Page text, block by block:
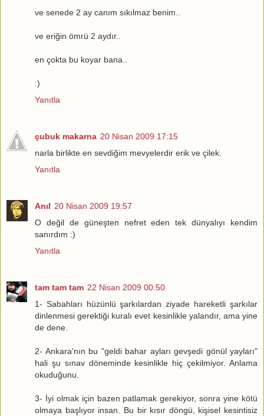
ve senede 2 ay canım sıkılmaz benim..
ve eriğin ömrü 2 aydır..
en çokta bu koyar bana..
:)
Yanıtla
çubuk makarna 20 Nisan 2009 17:15
narla birlikte en sevdiğim mevyelerdir erik ve çilek.
Yanıtla
Anıl 20 Nisan 2009 19:57
O değil de güneşten nefret eden tek dünyalıyı kendim
sanırdım :)
Yanıtla
tam tam tam 22 Nisan 2009 00:50
1- Sabahları hüzünlü şarkılardan ziyade hareketli şarkılar
dinlenmesi gerektiği kuralı evet kesinlikle yalandır, ama yine
de dene.
2- Ankara'nın bu "geldi bahar ayları gevşedi gönül yayları"
hali şu sınav döneminde kesinlikle hiç çekilmiyor. Anlama
okuduğunu.
3- İyi olmak için bazen patlamak gerekiyor, sonra yine kötü
olmaya başlıyor insan. Bu bir kısır döngü, kişisel kesintisiz